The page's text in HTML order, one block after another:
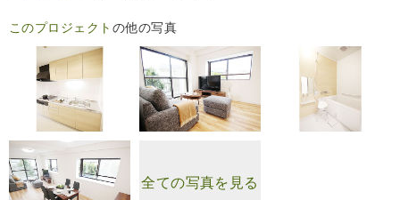
このプロジェクト の他の写真
全ての写真を見る